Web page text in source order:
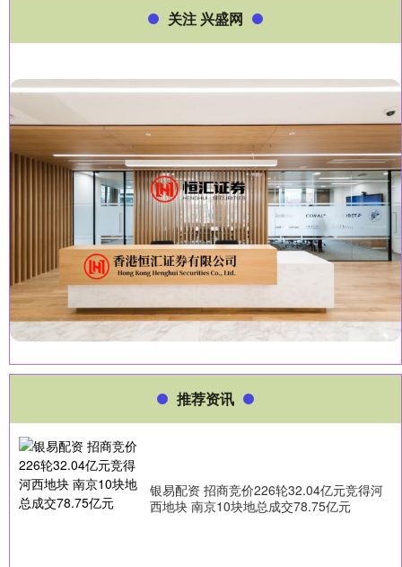
关注 兴盛网
推荐资讯
银易配资 招商竞价226轮32.04亿元竞得河
西地块 南京10块地总成交78.75亿元